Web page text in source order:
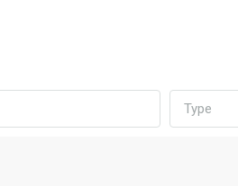
Type